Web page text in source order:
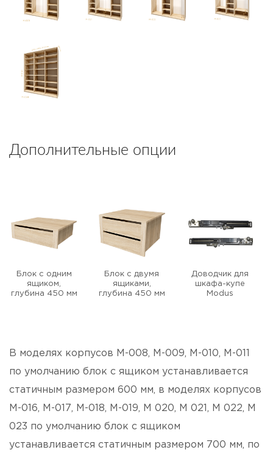
Дополнительные опции
Блок с одним
ящиком,
глубина 450 мм
Блок с двумя
ящиками,
глубина 450 мм
Доводчик для
шкафа-купе
Modus
В моделях корпусов М-008, М-009, М-010, М-011
по умолчанию блок с ящиком устанавливается
статичным размером 600 мм, в моделях корпусов
М-016, М-017, М-018, М-019, М 020, М 021, М 022, М
023 по умолчанию блок с ящиком
устанавливается статичным размером 700 мм, по